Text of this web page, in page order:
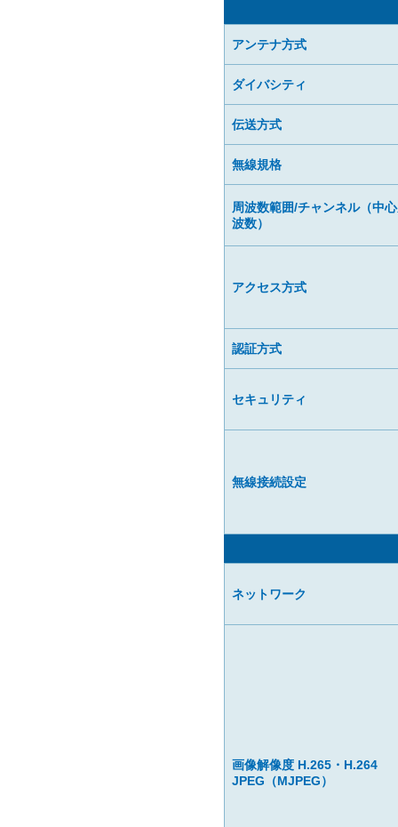
アンテナ方式
ダイバシティ
伝送方式
無線規格
周波数範囲/チャンネル（中
波数）
アクセス方式
認証方式
セキュリティ
無線接続設定
ネットワーク
画像解像度 H.265・H.264
JPEG（MJPEG）